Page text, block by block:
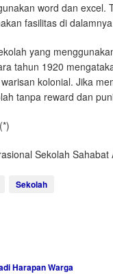
word dan
fasilitas di
yang
tahun 1920
kolonial. Jika
tanpa reward dan
Sekolah
Sekolah
Harapan Warga